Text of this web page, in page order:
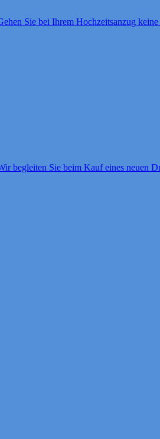
Sie bei Ihrem Hochzeitsanzug
begleiten Sie beim Kauf eines neuen